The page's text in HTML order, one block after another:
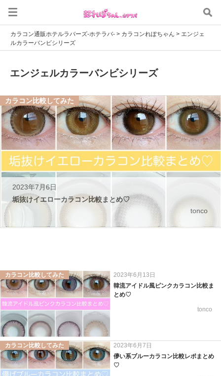
カラコン通販ホテルラバーズ-ホテラバ- > カラコンれぽちゃん > エンジェ
ルカラーバンビシリーズ
エンジェルカラーバンビシリーズ
カラコン比較してみた
2023年7月6日
垢抜けイエローカラコン比較まとめ♡
tonco
カラコン比較してみた
2023年6月13日
韓流アイドル風ピンクカラコン比較ま
とめ♡
tonco
カラコン比較してみた
2023年6月7日
儚い系ブルーカラコン比較レポまとめ
♡